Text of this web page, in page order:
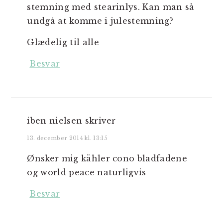
stemning med stearinlys. Kan man så
undgå at komme i julestemning?
Glædelig til alle
Besvar
iben nielsen skriver
13. december 2014 kl. 13:15
Ønsker mig kähler cono bladfadene
og world peace naturligvis
Besvar